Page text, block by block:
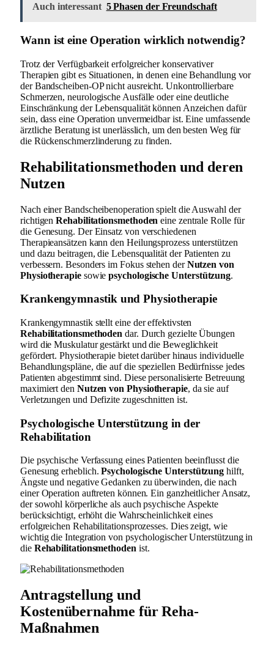
Auch interessant 5 Phasen der Freundschaft
Wann ist eine Operation wirklich notwendig?
Trotz der Verfügbarkeit erfolgreicher konservativer
Therapien gibt es Situationen, in denen eine Behandlung vor
der Bandscheiben-OP nicht ausreicht. Unkontrollierbare
Schmerzen, neurologische Ausfälle oder eine deutliche
Einschränkung der Lebensqualität können Anzeichen dafür
sein, dass eine Operation unvermeidbar ist. Eine umfassende
ärztliche Beratung ist unerlässlich, um den besten Weg für
die Rückenschmerzlinderung zu finden.
Rehabilitationsmethoden und deren
Nutzen
Nach einer Bandscheibenoperation spielt die Auswahl der
richtigenRehabilitationsmethoden eine zentrale Rolle für
die Genesung. Der Einsatz von verschiedenen
Therapieansätzen kann den Heilungsprozess unterstützen
und dazu beitragen, die Lebensqualität der Patienten zu
verbessern. Besonders im Fokus stehen derNutzen von
Physiotherapiesowiepsychologische Unterstützung.
Krankengymnastik und Physiotherapie
Krankengymnastik stellt eine der effektivsten
Rehabilitationsmethoden dar. Durch gezielte Übungen
wird die Muskulatur gestärkt und die Beweglichkeit
gefördert. Physiotherapie bietet darüber hinaus individuelle
Behandlungspläne, die auf die speziellen Bedürfnisse jedes
Patienten abgestimmt sind. Diese personalisierte Betreuung
maximiert den Nutzen von Physiotherapie, da sie auf
Verletzungen und Defizite zugeschnitten ist.
Psychologische Unterstützung in der
Rehabilitation
Die psychische Verfassung eines Patienten beeinflusst die
Genesung erheblich.Psychologische Unterstützung hilft,
Ängste und negative Gedanken zu überwinden, die nach
einer Operation auftreten können. Ein ganzheitlicher Ansatz,
der sowohl körperliche als auch psychische Aspekte
berücksichtigt, erhöht die Wahrscheinlichkeit eines
erfolgreichen Rehabilitationsprozesses. Dies zeigt, wie
wichtig die Integration von psychologischer Unterstützung in
die Rehabilitationsmethodenist.
Antragstellung und
Kostenübernahme für Reha-
Maßnahmen